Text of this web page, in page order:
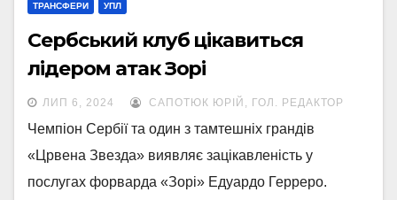
ТРАНСФЕРИ УПЛ
Сербський клуб цікавиться
лідером атак Зорі
ЛИП 6, 2024 САПОТЮК ЮРІЙ, ГОЛ. РЕДАКТОР
Чемпіон Сербії та один з тамтешніх грандів
«Црвена Звезда» виявляє зацікавленість у
послугах форварда «Зорі» Едуардо Герреро.